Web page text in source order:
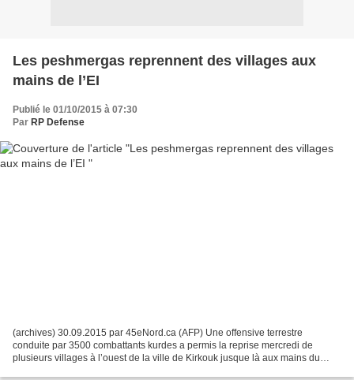
Les peshmergas reprennent des villages aux
mains de l’EI
Publié le 01/10/2015 à 07:30
Par RP Defense
(archives) 30.09.2015 par 45eNord.ca (AFP) Une offensive terrestre
conduite par 3500 combattants kurdes a permis la reprise mercredi de
plusieurs villages à l’ouest de la ville de Kirkouk jusque là aux mains du